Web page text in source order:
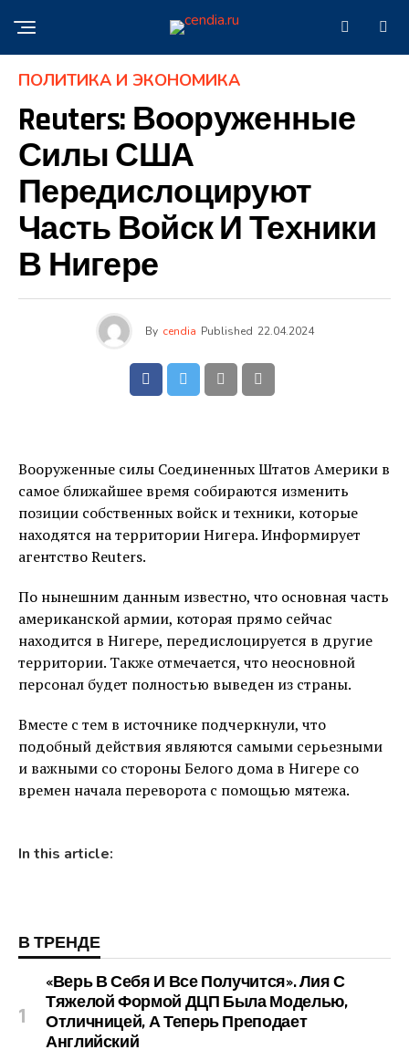
ПОЛИТИКА И ЭКОНОМИКА
Reuters: Вооруженные
Силы США
Передислоцируют
Часть Войск И Техники
В Нигере
By cendia Published 22.04.2024
Вооруженные силы Соединенных Штатов Америки в
самое ближайшее время собираются изменить
позиции собственных войск и техники, которые
находятся на территории Нигера. Информирует
агентство Reuters.
По нынешним данным известно, что основная часть
американской армии, которая прямо сейчас
находится в Нигере, передислоцируется в другие
территории. Также отмечается, что неосновной
персонал будет полностью выведен из страны.
Вместе с тем в источнике подчеркнули, что
подобный действия являются самыми серьезными
и важными со стороны Белого дома в Нигере со
времен начала переворота с помощью мятежа.
In this article:
В ТРЕНДЕ
«Верь В Себя И Все Получится». Лия С
Тяжелой Формой ДЦП Была Моделью,
Отличницей, А Теперь Преподает
Английский